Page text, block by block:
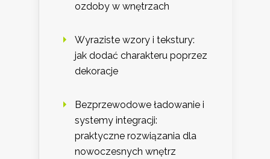
ozdoby w wnętrzach
Wyraziste wzory i tekstury:
jak dodać charakteru poprzez
dekoracje
Bezprzewodowe ładowanie i
systemy integracji:
praktyczne rozwiązania dla
nowoczesnych wnętrz